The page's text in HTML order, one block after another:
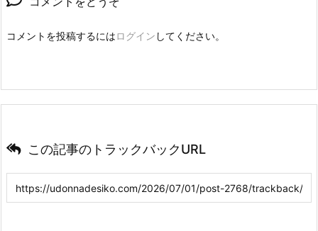
コメントを投稿するにはログイン してください。
この記事のトラックバックURL